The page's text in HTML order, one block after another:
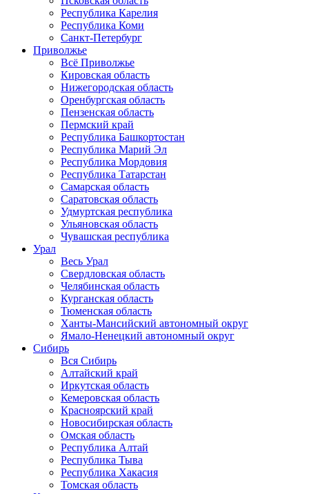
Республика Карелия
Республика Коми
Санкт-Петербург
Приволжье
Всё Приволжье
Кировская область
Нижегородская область
Оренбургская область
Пензенская область
Пермский край
Республика Башкортостан
Республика Марий Эл
Республика Мордовия
Республика Татарстан
Самарская область
Саратовская область
Удмуртская республика
Ульяновская область
Чувашская республика
Урал
Весь Урал
Свердловская область
Челябинская область
Курганская область
Тюменская область
Ханты-Мансийский автономный округ
Ямало-Ненецкий автономный округ
Сибирь
Вся Сибирь
Алтайский край
Иркутская область
Кемеровская область
Красноярский край
Новосибирская область
Омская область
Республика Алтай
Республика Тыва
Республика Хакасия
Томская область